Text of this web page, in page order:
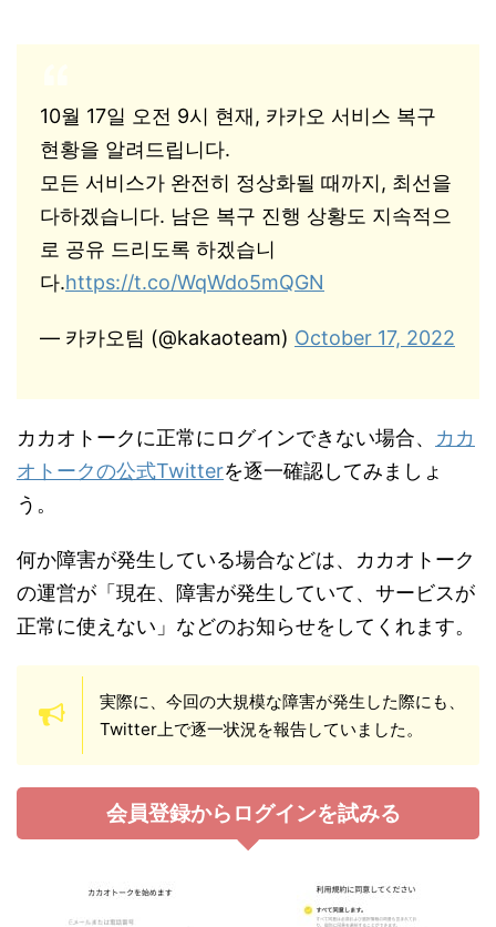
10월 17일 오전 9시 현재, 카카오 서비스 복구
현황을 알려드립니다.
모든 서비스가 완전히 정상화될 때까지, 최선을
다하겠습니다. 남은 복구 진행 상황도 지속적으
로 공유 드리도록 하겠습니
다.https://t.co/WqWdo5mQGN
— 카카오팀 (@kakaoteam) October 17, 2022
カカオトークに正常にログインできない場合、 カカ
オトークの公式Twitterを逐一確認してみましょ
う。
何か障害が発生している場合などは、カカオトーク
の運営が「現在、障害が発生していて、サービスが
正常に使えない」などのお知らせをしてくれます。
実際に、今回の大規模な障害が発生した際にも、
Twitter上で逐一状況を報告していました。
会員登録からログインを試みる